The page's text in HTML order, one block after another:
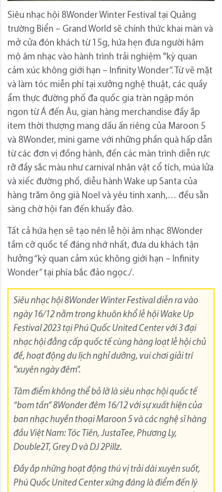
Siêu nhạc hội 8Wonder Winter Festival tại Quảng
trường Biển – Grand World sẽ chính thức khai màn và
mở cửa đón khách từ 15g, hứa hẹn đưa người hâm
mộ âm nhạc vào hành trình trải nghiệm "kỳ quan
cảm xúc không giới hạn – Infinity Wonder”. Từ vẽ mặt
và làm tóc miễn phí tại xưởng nghệ thuật, các quầy
ẩm thực đường phố đa quốc gia tràn ngập món
ngon từ Á đến Âu, gian hàng merchandise đầy ắp
item thời thượng mang dấu ấn riêng của Maroon 5
và 8Wonder, mini game với những phần quà hấp dẫn
từ các đơn vị đồng hành, đến các màn trình diễn rực
rỡ đầy sắc màu như carnival nhân vật cổ tích, múa lửa
và xiếc đường phố, diễu hành Wake up Santa của
hàng trăm ông già Noel và yêu tinh xanh,… đều sẵn
sàng chờ hội fan đến khuấy đảo.
Tất cả hứa hẹn sẽ tạo nên lễ hội âm nhạc 8Wonder
tầm cỡ quốc tế đáng nhớ nhất, đưa du khách tận
hưởng “kỳ quan cảm xúc không giới hạn – Infinity
Wonder” tại phía bắc đảo ngọc./.
Siêu nhạc hội 8Wonder Winter Festival diễn ra vào
ngày 16/12 nằm trong khuôn khổ lễ hội Wake Up
Festival 2023 tại Phú Quốc United Center với 3 đại
nhạc hội đẳng cấp quốc tế cùng hàng loạt lễ hội chủ
đề, hoạt động du lịch nghỉ dưỡng, vui chơi giải trí
"xuyên ngày đêm".
Tâm điểm không thể bỏ lỡ là siêu nhạc hội quốc tế
“bom tấn” 8Wonder đêm 16/12 với sự xuất hiện của
ban nhạc huyền thoại Maroon 5 và các nghệ sĩ hàng
đầu Việt Nam: Tóc Tiên, JustaTee, Phương Ly,
Double2T, Grey D và DJ 2Pillz.
Đầy ắp những hoạt động thú vị trải dài xuyên suốt,
Phú Quốc United Center xứng đáng là điểm đến lý